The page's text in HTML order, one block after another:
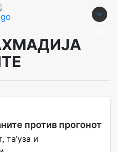
против прогонот
та’уза и